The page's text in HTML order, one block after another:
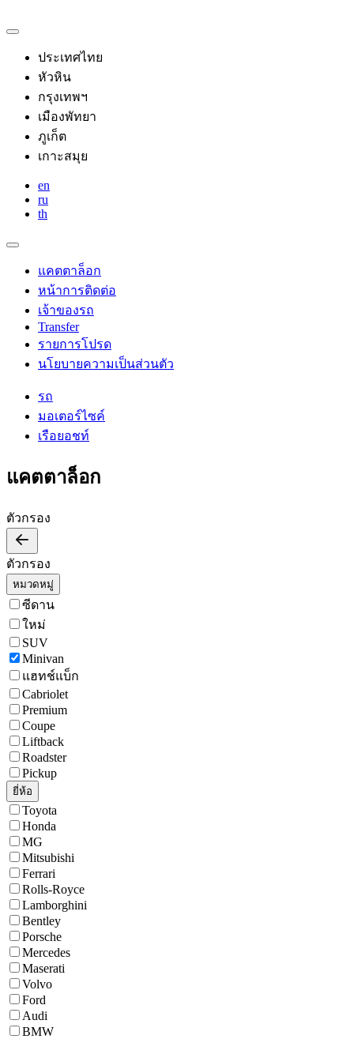
ประเทศไทย
หัวหิน
กรุงเทพฯ
เมืองพัทยา
ภูเก็ต
เกาะสมุย
en
ru
th
แคตตาล็อก
หน้าการติดต่อ
เจ้าของรถ
Transfer
รายการโปรด
นโยบายความเป็นส่วนตัว
รถ
มอเตอร์ไซค์
เรือยอชท์
แคตตาล็อก
ตัวกรอง
ตัวกรอง
หมวดหมู่
ซีดาน
ใหม่
SUV
Minivan
แฮทช์แบ็ก
Cabriolet
Premium
Coupe
Liftback
Roadster
Pickup
ยี่ห้อ
Toyota
Honda
MG
Mitsubishi
Ferrari
Rolls-Royce
Lamborghini
Bentley
Porsche
Mercedes
Maserati
Volvo
Ford
Audi
BMW